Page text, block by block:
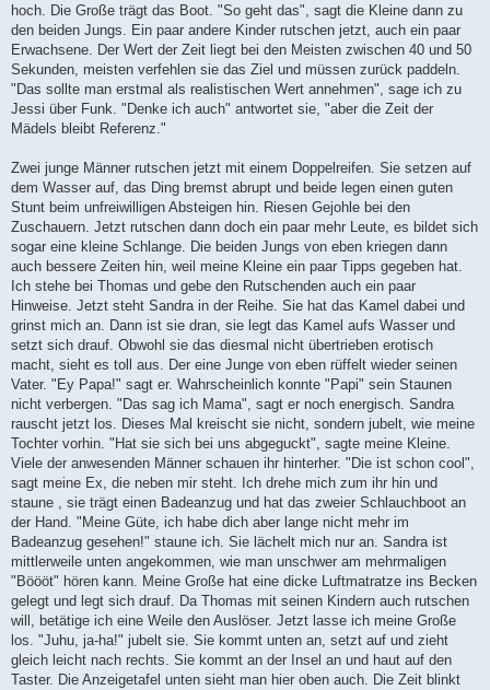
hoch. Die Große trägt das Boot. "So geht das", sagt die Kleine dann zu
den beiden Jungs. Ein paar andere Kinder rutschen jetzt, auch ein paar
Erwachsene. Der Wert der Zeit liegt bei den Meisten zwischen 40 und 50
Sekunden, meisten verfehlen sie das Ziel und müssen zurück paddeln.
"Das sollte man erstmal als realistischen Wert annehmen", sage ich zu
Jessi über Funk. "Denke ich auch" antwortet sie, "aber die Zeit der
Mädels bleibt Referenz."
Zwei junge Männer rutschen jetzt mit einem Doppelreifen. Sie setzen auf
dem Wasser auf, das Ding bremst abrupt und beide legen einen guten
Stunt beim unfreiwilligen Absteigen hin. Riesen Gejohle bei den
Zuschauern. Jetzt rutschen dann doch ein paar mehr Leute, es bildet sich
sogar eine kleine Schlange. Die beiden Jungs von eben kriegen dann
auch bessere Zeiten hin, weil meine Kleine ein paar Tipps gegeben hat.
Ich stehe bei Thomas und gebe den Rutschenden auch ein paar
Hinweise. Jetzt steht Sandra in der Reihe. Sie hat das Kamel dabei und
grinst mich an. Dann ist sie dran, sie legt das Kamel aufs Wasser und
setzt sich drauf. Obwohl sie das diesmal nicht übertrieben erotisch
macht, sieht es toll aus. Der eine Junge von eben rüffelt wieder seinen
Vater. "Ey Papa!" sagt er. Wahrscheinlich konnte "Papi" sein Staunen
nicht verbergen. "Das sag ich Mama", sagt er noch energisch. Sandra
rauscht jetzt los. Dieses Mal kreischt sie nicht, sondern jubelt, wie meine
Tochter vorhin. "Hat sie sich bei uns abgeguckt", sagte meine Kleine.
Viele der anwesenden Männer schauen ihr hinterher. "Die ist schon cool",
sagt meine Ex, die neben mir steht. Ich drehe mich zum ihr hin und
staune , sie trägt einen Badeanzug und hat das zweier Schlauchboot an
der Hand. "Meine Güte, ich habe dich aber lange nicht mehr im
Badeanzug gesehen!" staune ich. Sie lächelt mich nur an. Sandra ist
mittlerweile unten angekommen, wie man unschwer am mehrmaligen
"Böööt" hören kann. Meine Große hat eine dicke Luftmatratze ins Becken
gelegt und legt sich drauf. Da Thomas mit seinen Kindern auch rutschen
will, betätige ich eine Weile den Auslöser. Jetzt lasse ich meine Große
los. "Juhu, ja-ha!" jubelt sie. Sie kommt unten an, setzt auf und zieht
gleich leicht nach rechts. Sie kommt an der Insel an und haut auf den
Taster. Die Anzeigetafel unten sieht man hier oben auch. Die Zeit blinkt